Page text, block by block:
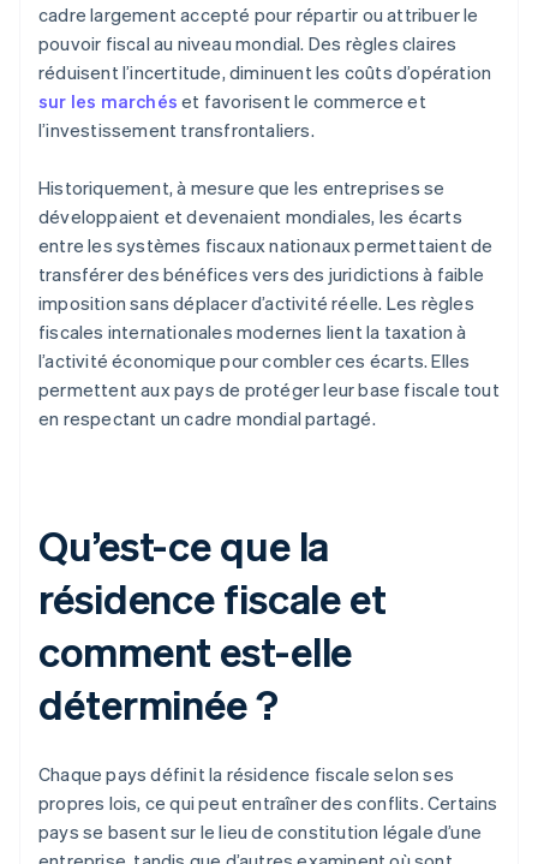
cadre largement accepté pour répartir ou attribuer le
pouvoir fiscal au niveau mondial. Des règles claires
réduisent l’incertitude, diminuent les coûts d’opération
sur les marchés et favorisent le commerce et
l’investissement transfrontaliers.
Historiquement, à mesure que les entreprises se
développaient et devenaient mondiales, les écarts
entre les systèmes fiscaux nationaux permettaient de
transférer des bénéfices vers des juridictions à faible
imposition sans déplacer d’activité réelle. Les règles
fiscales internationales modernes lient la taxation à
l’activité économique pour combler ces écarts. Elles
permettent aux pays de protéger leur base fiscale tout
en respectant un cadre mondial partagé.
Qu’est-ce que la
résidence fiscale et
comment est-elle
déterminée ?
Chaque pays définit la résidence fiscale selon ses
propres lois, ce qui peut entraîner des conflits. Certains
pays se basent sur le lieu de constitution légale d’une